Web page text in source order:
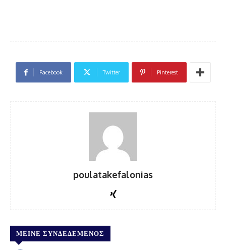
Facebook Twitter Pinterest
poulatakefalonias
ΜΕΊΝΕ ΣΥΝΔΕΔΕΜΈΝΟΣ